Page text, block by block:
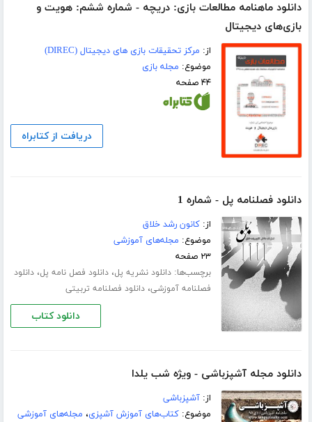
دانلود ماهنامه مطالعات بازی: دریچه - شماره ششم: هویت و
بازی‌های دیجیتال
از: مرکز تحقیقات بازی های دیجیتال (DIREC)
موضوع: مجله بازی
۴۴ صفحه
دریافت از کتابراه
دانلود فصلنامه پل - شماره 1
از:کانون رشد خلاق
موضوع: مجله‌های آموزشی
۲۳ صفحه
برچسب‌ها:دانلود نشریه پل،دانلود فصل نامه پل،دانلود
فصلنامه آموزشی،دانلود فصلنامه تربیتی
دانلود کتاب
دانلود مجله آشپزباشی - ویژه شب یلدا
از:آشپزباشی
موضوع:کتاب‌های آموزش آشپزی، مجله‌های آموزشی